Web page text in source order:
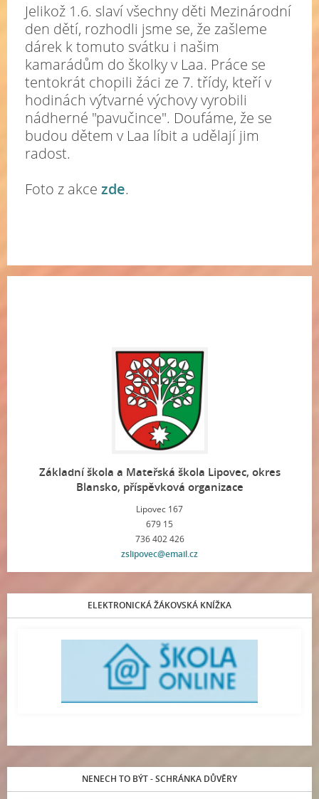
Jelikož 1.6. slaví všechny děti Mezinárodní
den dětí, rozhodli jsme se, že zašleme
dárek k tomuto svátku i našim
kamarádům do školky v Laa. Práce se
tentokrát chopili žáci ze 7. třídy, kteří v
hodinách výtvarné výchovy vyrobili
nádherné "pavučince". Doufáme, že se
budou dětem v Laa líbit a udělají jim
radost.
Foto z akce zde.
Základní škola a Mateřská škola Lipovec, okres
Blansko, příspěvková organizace
Lipovec 167
679 15
736 402 426
zslipovec@email.cz
ELEKTRONICKÁ ŽÁKOVSKÁ KNÍŽKA
NENECH TO BÝT - SCHRÁNKA DŮVĚRY